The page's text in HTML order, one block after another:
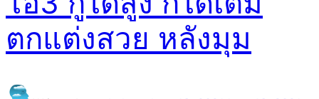
ตกแต่งสวย หลังมุม